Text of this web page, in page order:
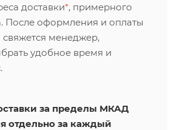
доставки*, примерного
После оформления и оплаты
свяжется менеджер,
удобное время и
за пределы МКАД
отдельно за каждый